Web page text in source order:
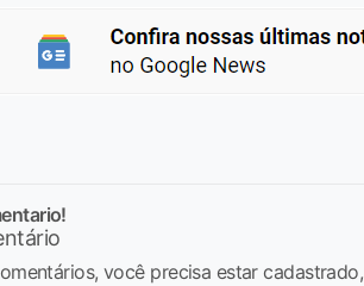
você precisa estar